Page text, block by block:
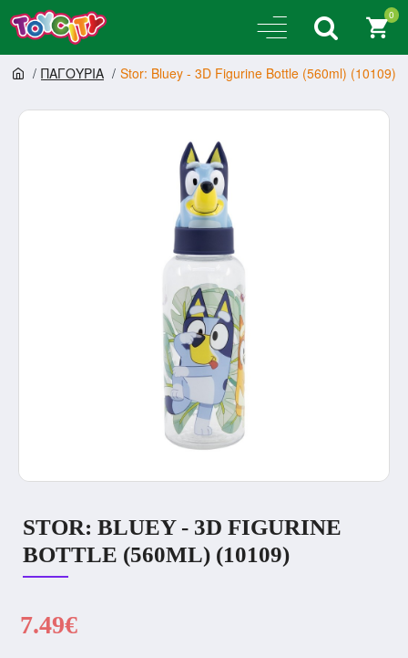
0
ΠΑΓΟΥΡΙΑ Stor: Bluey - 3D Figurine Bottle (560ml) (10109)
STOR: BLUEY - 3D FIGURINE
BOTTLE (560ML) (10109)
7.49€